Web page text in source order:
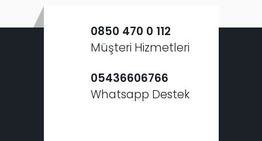
0850 470 0 112
Müşteri Hizmetleri
05436606766
Whatsapp Destek